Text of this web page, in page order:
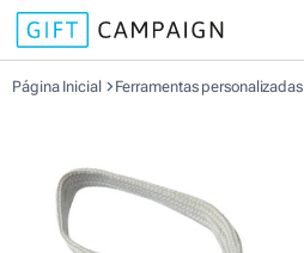
Página Inicial Ferramentas personalizadas